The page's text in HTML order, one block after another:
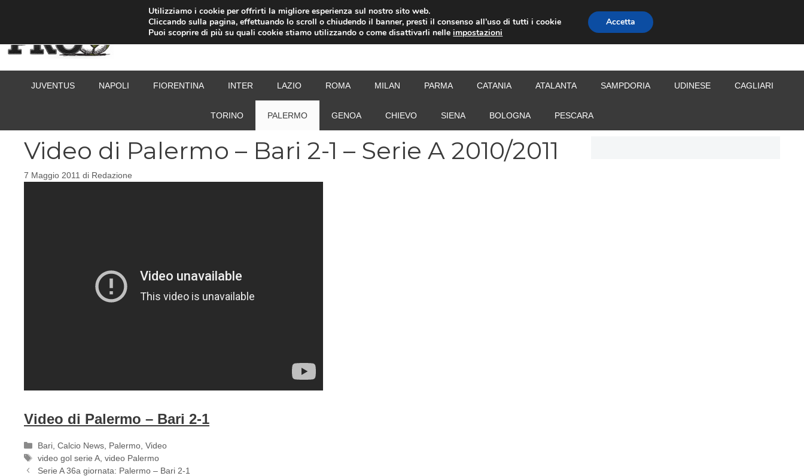
CALCIOMERCATO
JUVENTUS NAPOLI FIORENTINA INTER LAZIO ROMA MILAN PARMA CATANIA ATALANTA SAMPDORIA UDINESE CAGLIARI
TORINO PALERMO GENOA CHIEVO SIENA BOLOGNA PESCARA
Video di Palermo – Bari 2-1 – Serie A 2010/2011
7 Maggio 2011 di Redazione
Video di Palermo – Bari 2-1
Categorie
Bari ,Calcio News Palermo ,Video
Tag
video gol serie A ,video Palermo
Serie A 36a giornata: Palermo – Bari 2-1
Utilizziamo i cookie per offrirti la migliore esperienza sul nostro sito web.
Cliccando sulla pagina, effettuando lo scroll o chiudendo il banner, presti il consenso all’uso di tutti i cookie
Puoi scoprire di più su quali cookie stiamo utilizzando o come disattivarli nelleimpostazioni
Accetta